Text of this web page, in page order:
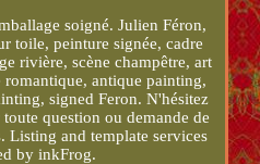
soigné. Julien Féron,
toile, peinture signée, cadre
rivière, scène champêtre, art
antique painting,
signed Feron. N'hésitez
question ou demande de
Listing and template services
by inkFrog.